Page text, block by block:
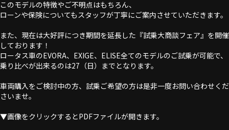
このモデルの特徴やご不明点はもちろん、
ローンや保険についてもスタッフが丁寧にご案内させていただきます。
また、現在は大好評につき期間を延長した『試乗大商談フェア』を開催
しております！
ロータス車のEVORA、EXIGE、ELISE全てのモデルのご試乗が可能で、
乗り比べが出来るのは27（日）までとなります。
車両購入をご検討中の方、試乗ご希望の方は是非一度お問い合わせくだ
さいませ。
▼画像をクリックするとPDFファイルが開きます。